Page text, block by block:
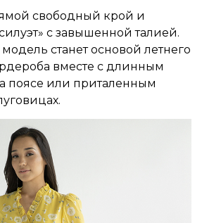
свободный крой и
с завышенной талией.
станет основой летнего
вместе с длинным
поясе или приталенным